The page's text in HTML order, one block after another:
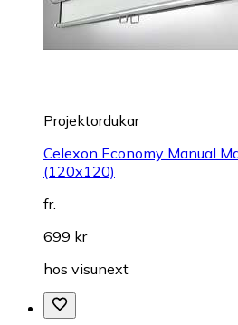
Projektordukar
Celexon Economy Manual
(120x120)
fr.
699 kr
hos visunext